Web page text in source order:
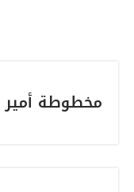
مخطوطة أمير